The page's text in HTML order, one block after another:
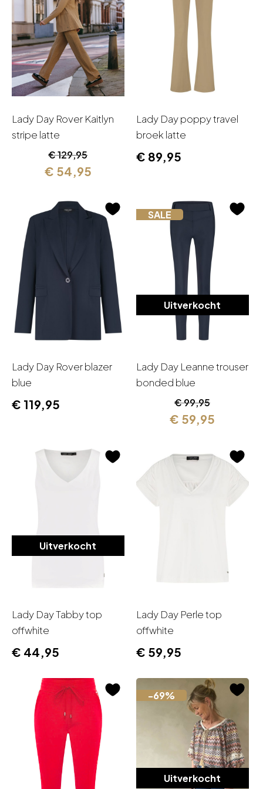
Lady Day Rover Kaitlyn
stripe latte
€129,95
Oorspronkelijke
prijs
€ 129,95.
€ 54,95
Huidige
prijs
€ 54,95.
Lady Day poppy travel
broek latte
€ 89,95
Lady Day Rover blazer
blue
€ 119,95
Uitverkocht
SALE
Lady Day Leanne trouser
bonded blue
€99,95
prijs
€ 59,95
Huidige
prijs
Uitverkocht
Lady Day Tabby top
offwhite
€ 44,95
Lady Day Perle top
offwhite
€ 59,95
Uitverkocht
-69%